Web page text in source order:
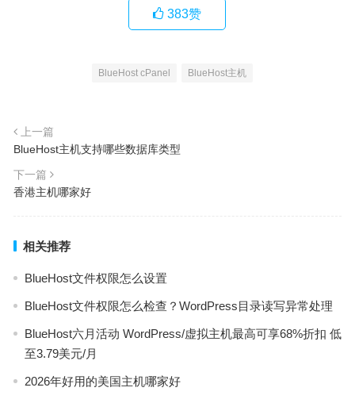
383赞
BlueHost cPanel BlueHost主机
上一篇
BlueHost主机支持哪些数据库类型
下一篇
香港主机哪家好
相关推荐
BlueHost文件权限怎么设置
BlueHost文件权限怎么检查？WordPress目录读写异常处理
BlueHost六月活动 WordPress/虚拟主机最高可享68%折扣 低
至3.79美元/月
2026年好用的美国主机哪家好